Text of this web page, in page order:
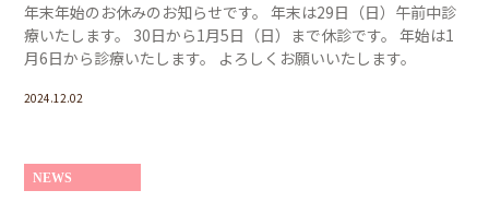
年末年始のお休みのお知らせです。 年末は29日（日）午前中診
療いたします。 30日から1月5日（日）まで休診です。 年始は1
月6日から診療いたします。 よろしくお願いいたします。
2024.12.02
NEWS